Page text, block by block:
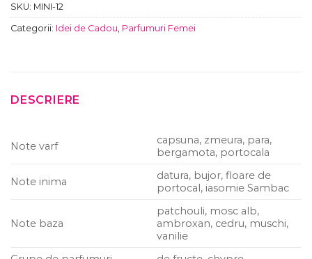
SKU: MINI-12
Categorii: Idei de Cadou Parfumuri Femei
DESCRIERE
Note varf
capsuna, zmeura, para,
bergamota, portocala
Note inima
datura, bujor, floare de
portocal, iasomie Sambac
Note baza
patchouli, mosc alb,
ambroxan, cedru, muschi,
vanilie